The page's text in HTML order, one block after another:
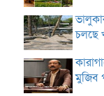
চলছে
মুজিব